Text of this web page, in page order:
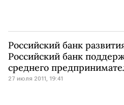
Российский банк
Российский банк
среднего
27 июля 2011, 19:41